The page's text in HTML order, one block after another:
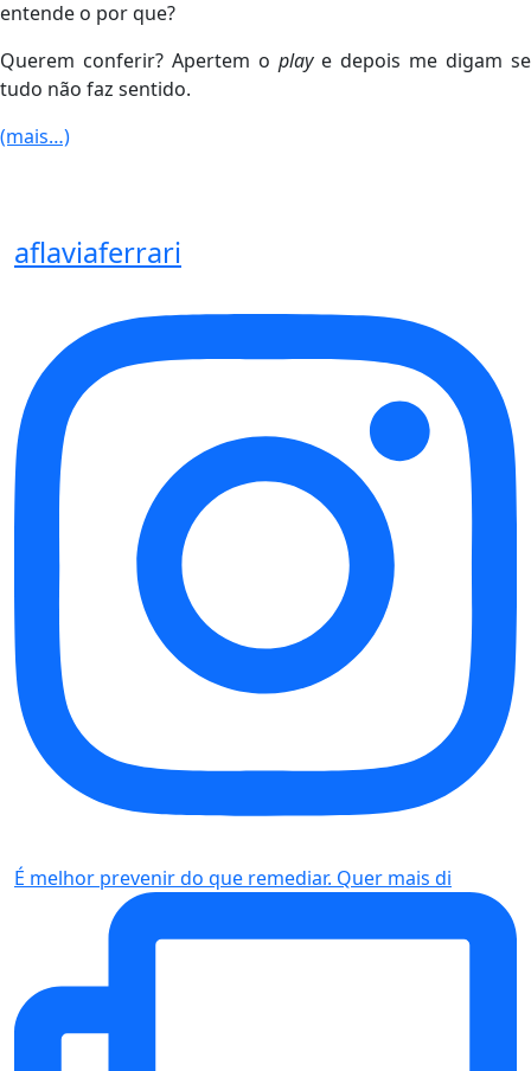
entende o por que?
Querem conferir? Apertem o playe depois me digam se
tudo não faz sentido.
(mais…)
aflaviaferrari
É melhor prevenir do que remediar. Quer mais di